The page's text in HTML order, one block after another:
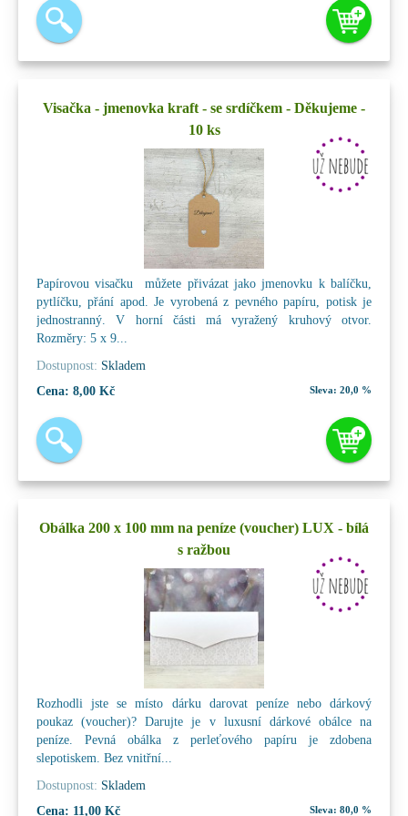
Visačka - jmenovka kraft - se srdíčkem - Děkujeme -
10 ks
Papírovou visačku můžete přivázat jako jmenovku k balíčku,
pytlíčku, přání apod. Je vyrobená z pevného papíru, potisk je
jednostranný. V horní části má vyražený kruhový otvor.
Rozměry: 5 x 9...
Dostupnost: Skladem
Cena: 8,00 Kč Sleva: 20,0 %
Obálka 200 x 100 mm na peníze (voucher) LUX - bílá
s ražbou
Rozhodli jste se místo dárku darovat peníze nebo dárkový
poukaz (voucher)? Darujte je v luxusní dárkové obálce na
peníze. Pevná obálka z perleťového papíru je zdobena
slepotiskem. Bez vnitřní...
Dostupnost: Skladem
Cena: 11,00 Kč Sleva: 80,0 %